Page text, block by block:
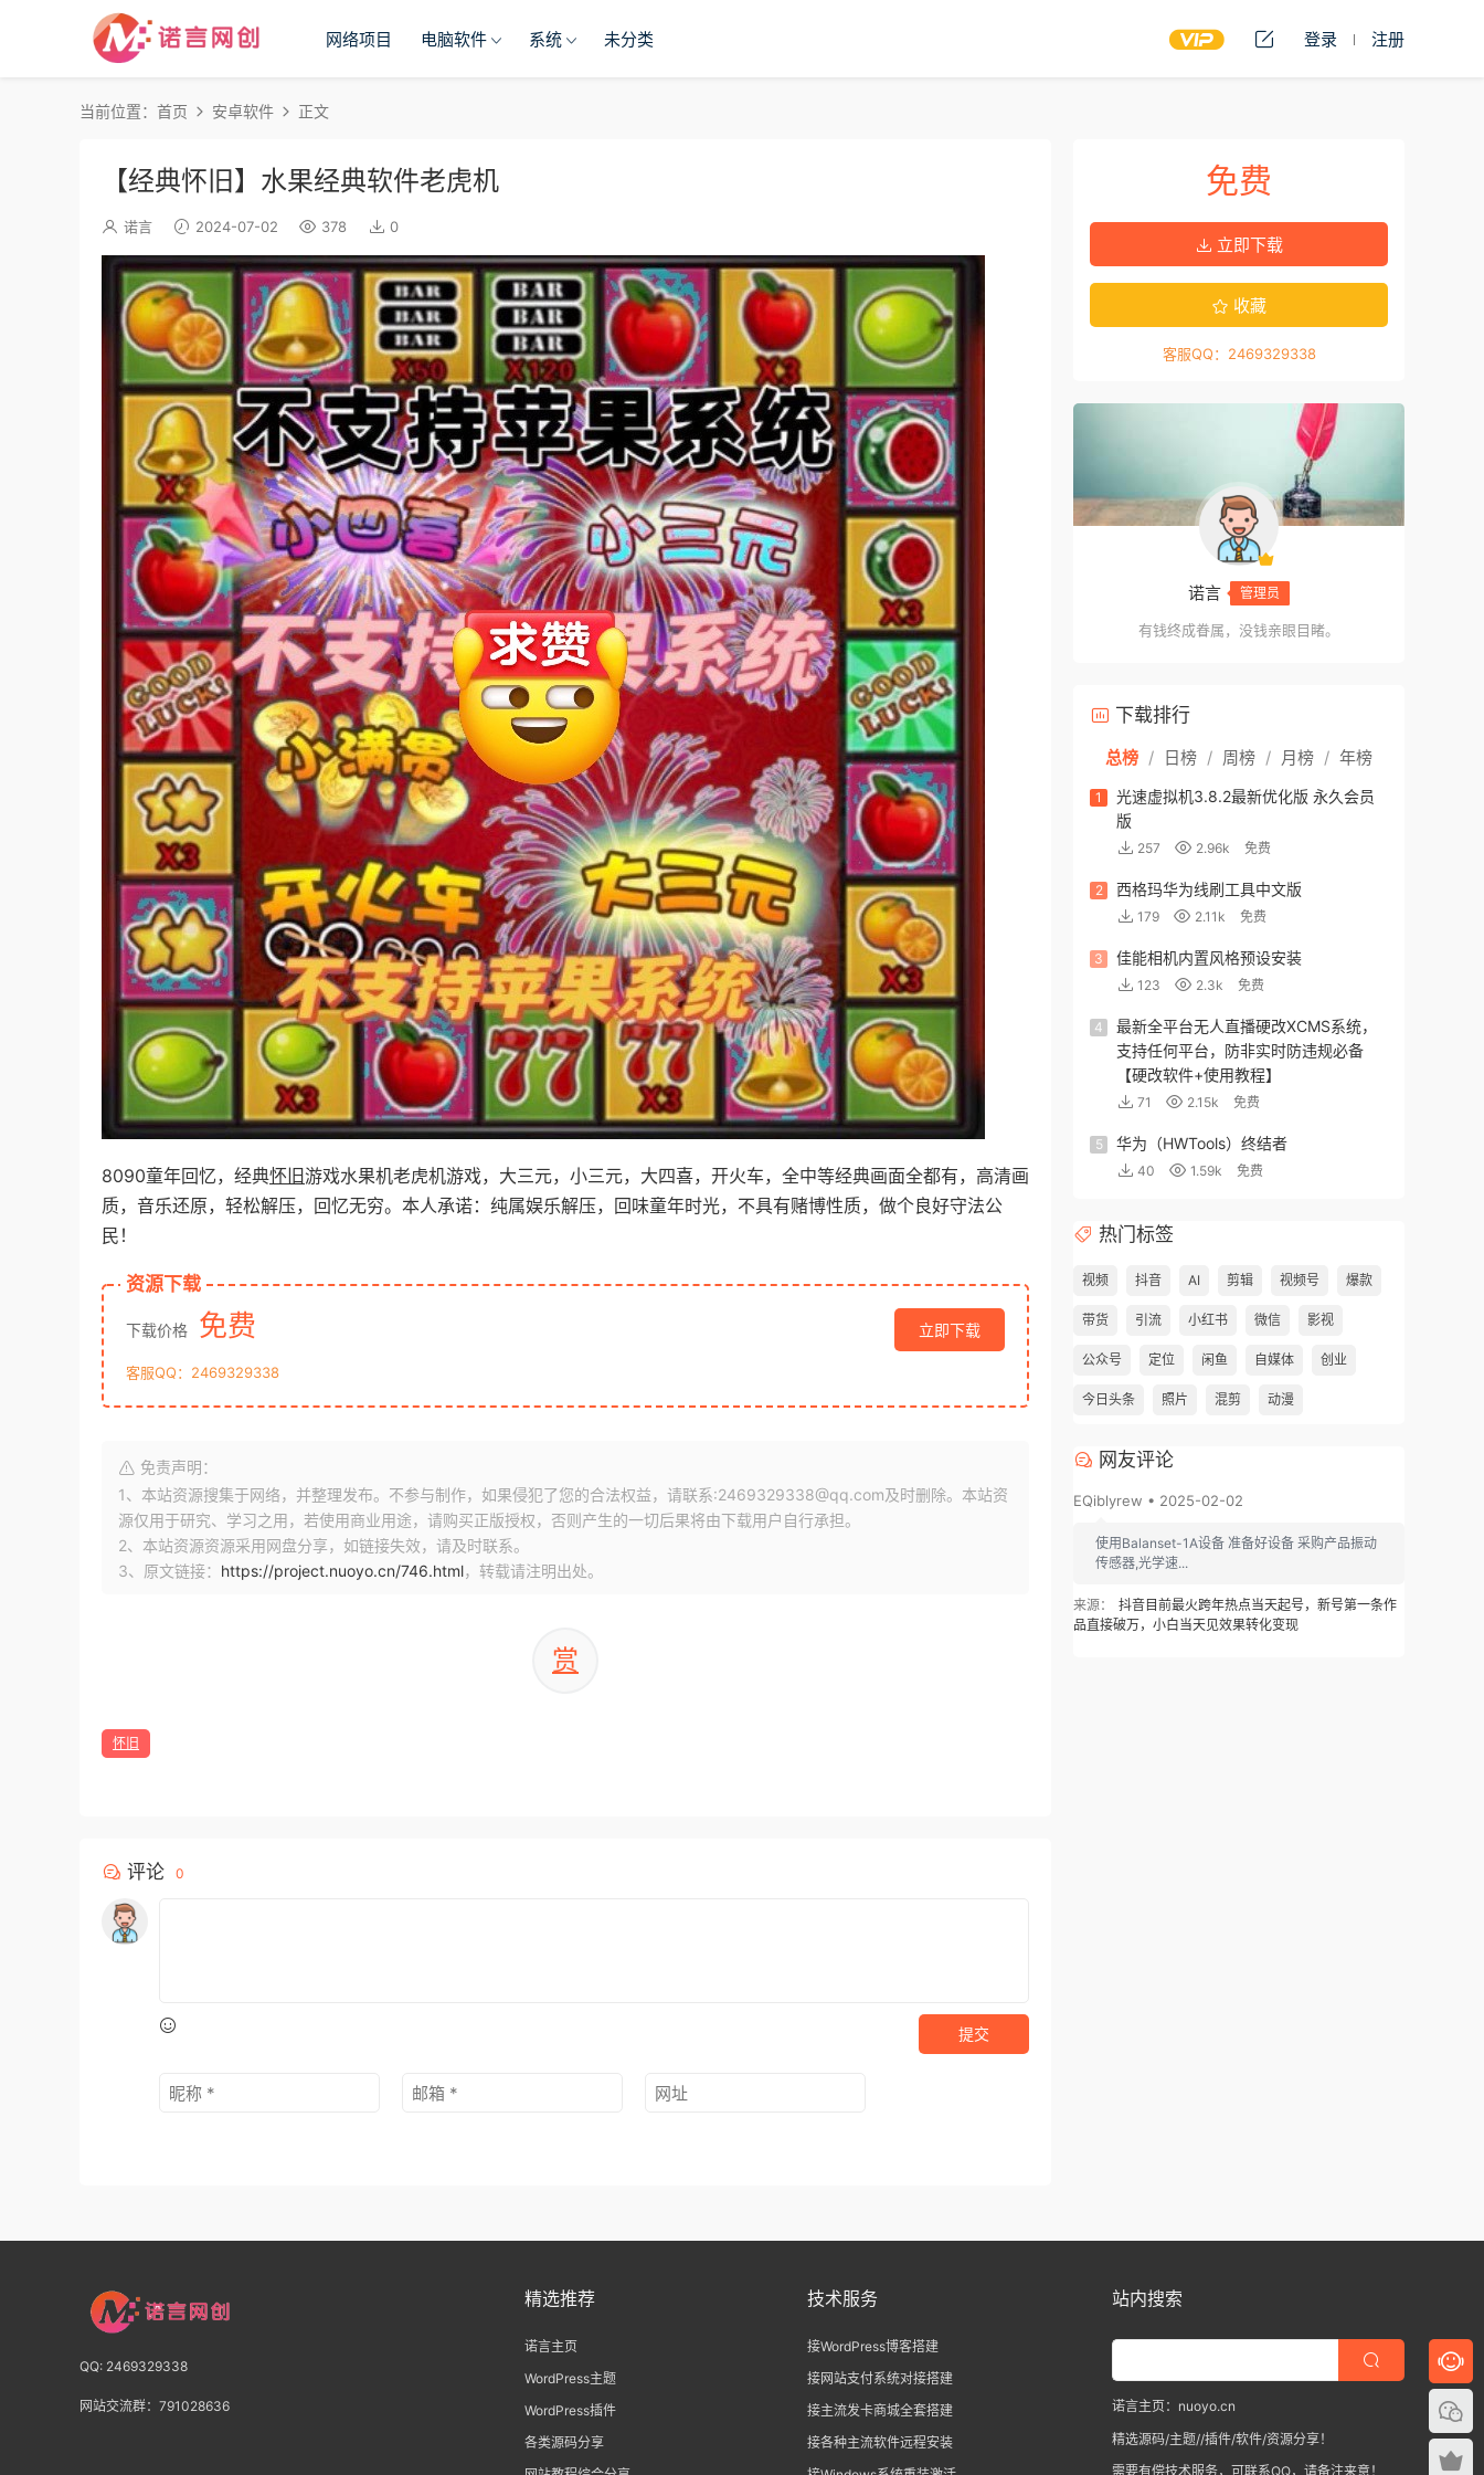
网络项目 电脑软件 系统 未分类 登录 注册
当前位置： 首页 安卓软件 正文
【经典怀旧】水果经典软件老虎机
诺言 2024-07-02 378 0
8090童年回忆，经典怀旧游戏水果机老虎机游戏，大三元，小三元，大四喜，开火车，全中等经典画面全都有，高清画
质，音乐还原，轻松解压，回忆无穷。本人承诺：纯属娱乐解压，回味童年时光，不具有赌博性质，做个良好守法公
民！
资源下载
下载价格 免费 立即下载
客服QQ：2469329338
免责声明：
1、本站资源搜集于网络，并整理发布。不参与制作，如果侵犯了您的合法权益，请联系:2469329338@qq.com及时删除。本站资
源仅用于研究、学习之用，若使用商业用途，请购买正版授权，否则产生的一切后果将由下载用户自行承担。
2、本站资源资源采用网盘分享，如链接失效，请及时联系。
3、原文链接： https://project.nuoyo.cn/746.html，转载请注明出处。
赏
怀旧
评论 0
提交
免费
立即下载
收藏
客服QQ：2469329338
诺言 管理员
有钱终成眷属，没钱亲眼目睹。
下载排行
总榜 / 日榜 / 周榜 / 月榜 / 年榜
1
光速虚拟机3.8.2最新优化版 永久会员
版
257 2.96k 免费
2 西格玛华为线刷工具中文版
179 2.11k 免费
3 佳能相机内置风格预设安装
123 2.3k 免费
4
最新全平台无人直播硬改XCMS系统，
支持任何平台，防非实时防违规必备
【硬改软件+使用教程】
71 2.15k 免费
5 华为（HWTools）终结者
40 1.59k 免费
热门标签
视频 抖音 AI 剪辑 视频号 爆款
带货 引流 小红书 微信 影视
公众号 定位 闲鱼 自媒体 创业
今日头条 照片 混剪 动漫
网友评论
EQiblyrew • 2025-02-02
使用Balanset-1A设备 准备好设备 采购产品振动
传感器,光学速...
来源：
抖音目前最火跨年热点当天起号，新号第一条作
品直接破万，小白当天见效果转化变现
QQ: 2469329338
网站交流群：791028636
精选推荐
诺言主页
WordPress主题
WordPress插件
各类源码分享
技术服务
接WordPress博客搭建
接网站支付系统对接搭建
接主流发卡商城全套搭建
接各种主流软件远程安装
站内搜索
诺言主页：nuoyo.cn
精选源码/主题//插件/软件/资源分享！
需要有偿技术服务，可联系QQ，请备注来意！